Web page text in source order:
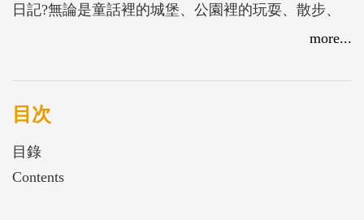
日記?無論是童話裡的城堡、公園裡的玩耍、散步、
觀察的螞蟻路徑，或者是與家人出遊爬山的場景，都
過畫筆將身體比例、多個場景畫在同一畫面上。每一
天他們都在發揮想像與創造力，為日常生活添加不同
及視野，巧妙呈現了小腦袋中的記憶風景。同樣地，
藝術家在面對自然時，也不單只是再現眼前景致，而
more...
目次
目錄
Contents